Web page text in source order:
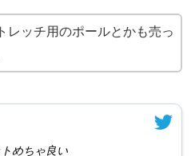
レッチ用のポールとかも売っ
めちゃ良い